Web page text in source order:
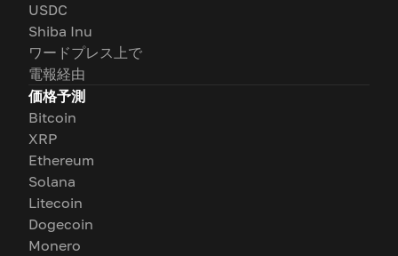
USDC
Shiba Inu
ワードプレス上で
電報経由
価格予測
Bitcoin
XRP
Ethereum
Solana
Litecoin
Dogecoin
Monero